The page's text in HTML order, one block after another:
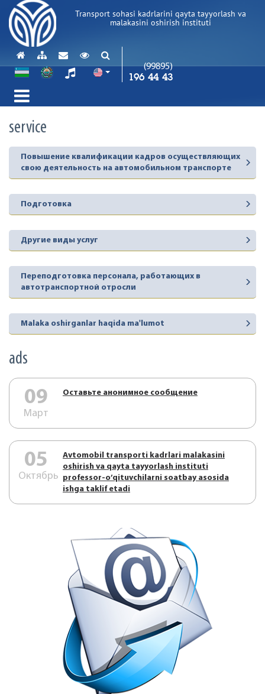
Transport sohasi kadrlarini qayta tayyorlash va
malakasini oshirish instituti
(99895)
196 44 43
service
Повышение квалификации кадров осуществляющих
свою деятельность на автомобильном транспорте
Подготовка
Другие виды услуг
Переподготовка персонала, работающих в
автотранспортной отросли
Malaka oshirganlar haqida ma'lumot
ads
09
Март
Оставьте анонимное сообщение
05
Октябрь
Аvtоmоbil trаnspоrti kаdrlаri mаlаkаsini
оshirish vа qаytа tаyyorlаsh instituti
prоfеssоr-o’qituvchilаrni sоаtbаy аsоsidа
ishgа tаklif etаdi